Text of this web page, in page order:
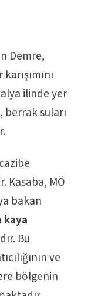
Demre,
ilinde yer
berrak suları
Kasaba, MÖ
bakan
kaya
Bu
ve
bölgenin